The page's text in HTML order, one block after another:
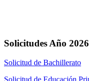
Solicitudes Año 2026
Solicitud de Bachillerato
Solicitud de Educación